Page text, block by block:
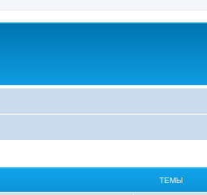
ТЕМЫ